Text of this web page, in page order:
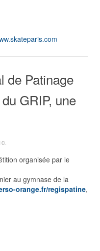
de Patinage
GRIP, une
organisée par le
au gymnase de la
orange.fr/regispatine,